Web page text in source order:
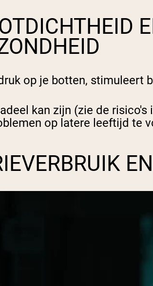
op je botten, stimuleert
kan zijn (zie de
op latere leeftijd te